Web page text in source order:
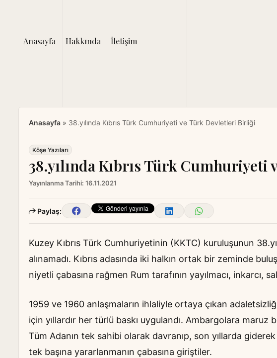
Anasayfa Hakkında İletişim
Anasayfa » 38.yılında Kıbrıs Türk Cumhuriyeti ve Türk Devletleri Birliği
Köşe Yazıları
38.yılında Kıbrıs Türk
Yayınlanma Tarihi: 16.11.2021
Paylaş:
Kuzey Kıbrıs Türk Cumhuriyetinin (KKTC) kuruluşunun
alınamadı. Kıbrıs adasında iki halkın ortak bir zeminde
niyetli çabasına rağmen Rum tarafının yayılmacı, inkarcı,
1959 ve 1960 anlaşmaların ihlaliyle ortaya çıkan
için yıllardır her türlü baskı uygulandı. Ambargolara maruz
Tüm Adanın tek sahibi olarak davranıp, son yıllarda
tek başına yararlanmanın çabasına giriştiler.